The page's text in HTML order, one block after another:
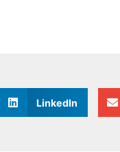
LinkedIn